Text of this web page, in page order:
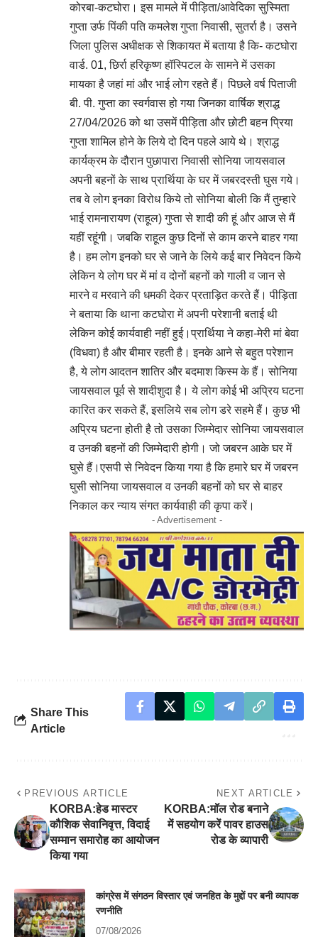
कोरबा-कटघोरा। इस मामले में पीड़िता/आवेदिका सुस्मिता
गुप्ता उर्फ पिंकी पति कमलेश गुप्ता निवासी, सुतर्रा है। उसने
जिला पुलिस अधीक्षक से शिकायत में बताया है कि- कटघोरा
वार्ड. 01, छिर्रा हरिकृष्ण हॉस्पिटल के सामने में उसका
मायका है जहां मां और भाई लोग रहते हैं। पिछले वर्ष पिताजी
बी. पी. गुप्ता का स्वर्गवास हो गया जिनका वार्षिक श्राद्ध
27/04/2026 को था उसमें पीड़िता और छोटी बहन प्रिया
गुप्ता शामिल होने के लिये दो दिन पहले आये थे। श्राद्ध
कार्यक्रम के दौरान पुछापारा निवासी सोनिया जायसवाल
अपनी बहनों के साथ प्रार्थिया के घर में जबरदस्ती घुस गये।
तब वे लोग इनका विरोध किये तो सोनिया बोली कि मैं तुम्हारे
भाई रामनारायण (राहूल) गुप्ता से शादी की हूं और आज से मैं
यहीं रहूंगी। जबकि राहूल कुछ दिनों से काम करने बाहर गया
है। हम लोग इनको घर से जाने के लिये कई बार निवेदन किये
लेकिन ये लोग घर में मां व दोनों बहनों को गाली व जान से
मारने व मरवाने की धमकी देकर प्रताड़ित करते हैं। पीड़िता
ने बताया कि थाना कटघोरा में अपनी परेशानी बताई थी
लेकिन कोई कार्यवाही नहीं हुई।प्रार्थिया ने कहा-मेरी मां बेवा
(विधवा) है और बीमार रहती है। इनके आने से बहुत परेशान
है, ये लोग आदतन शातिर और बदमाश किस्म के हैं। सोनिया
जायसवाल पूर्व से शादीशुदा है। ये लोग कोई भी अप्रिय घटना
कारित कर सकते हैं, इसलिये सब लोग डरे सहमे हैं। कुछ भी
अप्रिय घटना होती है तो उसका जिम्मेदार सोनिया जायसवाल
व उनकी बहनों की जिम्मेदारी होगी। जो जबरन आके घर में
घुसे हैं।एसपी से निवेदन किया गया है कि हमारे घर में जबरन
घुसी सोनिया जायसवाल व उनकी बहनों को घर से बाहर
निकाल कर न्याय संगत कार्यवाही की कृपा करें।
- Advertisement -
Share This
Article
PREVIOUS ARTICLE
KORBA:हेड मास्टर
कौशिक सेवानिवृत्त, विदाई
सम्मान समारोह का आयोजन
किया गया
NEXT ARTICLE
KORBA:मॉल रोड बनाने
में सहयोग करें पावर हाउस
रोड के व्यापारी
कांग्रेस में संगठन विस्तार एवं जनहित के मुद्दों पर बनी व्यापक
रणनीति
07/08/2026